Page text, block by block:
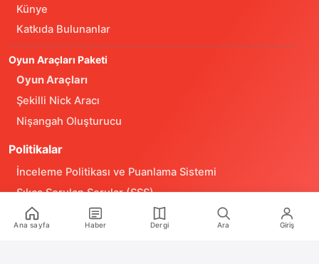
Hakkımızda
İletişim
Katkıda Bulunanlar
Ana sayfa Haber Dergi Ara Giriş